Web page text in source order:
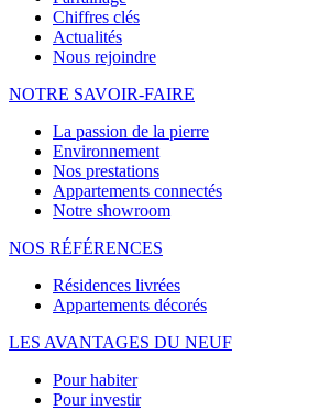
Chiffres clés
Actualités
Nous rejoindre
NOTRE SAVOIR-FAIRE
La passion de la pierre
Environnement
Nos prestations
Appartements connectés
Notre showroom
NOS RÉFÉRENCES
Résidences livrées
Appartements décorés
LES AVANTAGES DU NEUF
Pour habiter
Pour investir